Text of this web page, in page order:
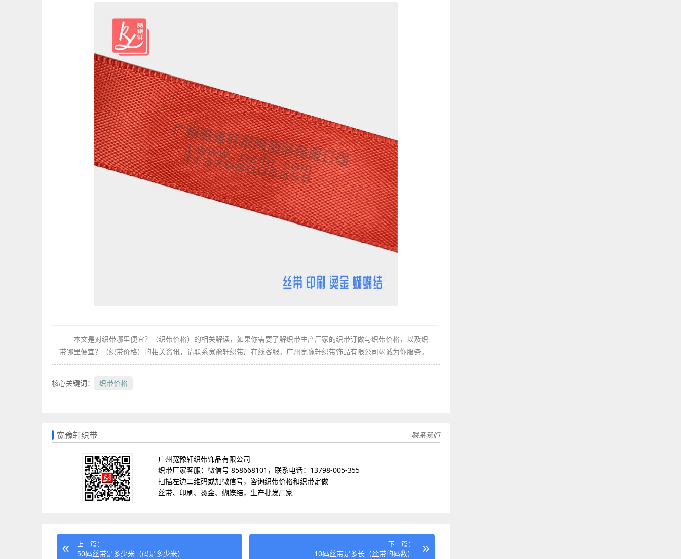
本文是对织带哪里便宜？（织带价格）的相关解读，如果你需要了解织带生产厂家的织带订做与织带价格，以及织
带哪里便宜？（织带价格）的相关资讯，请联系宽豫轩织带厂在线客服。广州宽豫轩织带饰品有限公司竭诚为你服务。
核心关键词： 织带价格
宽豫轩织带 联系我们
广州宽豫轩织带饰品有限公司
织带厂家客服：微信号 858668101，联系电话：13798-005-355
扫描左边二维码或加微信号，咨询织带价格和织带定做
丝带、印刷、烫金、蝴蝶结，生产批发厂家
上一篇：
50码丝带是多少米（码是多少米）
下一篇：
10码丝带是多长（丝带的码数）